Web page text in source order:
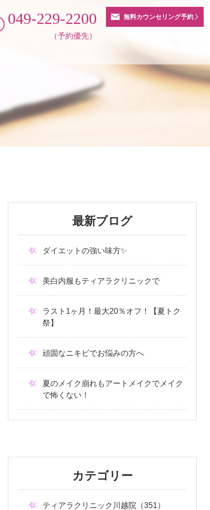
無料カウンセリング予約
049-229-2200
（予約優先）
最新ブログ
ダイエットの強い味方✨
美白内服もティアラクリニックで
ラスト1ヶ月！最大20％オフ！【夏トク
祭】
頑固なニキビでお悩みの方へ
夏のメイク崩れもアートメイクでメイク
で怖くない！
カテゴリー
ティアラクリニック川越院（351）